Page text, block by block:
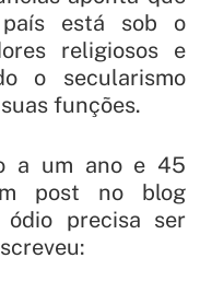
está sob o
religiosos e
o secularismo
funções.
a um ano e 45
post no blog
ódio precisa ser